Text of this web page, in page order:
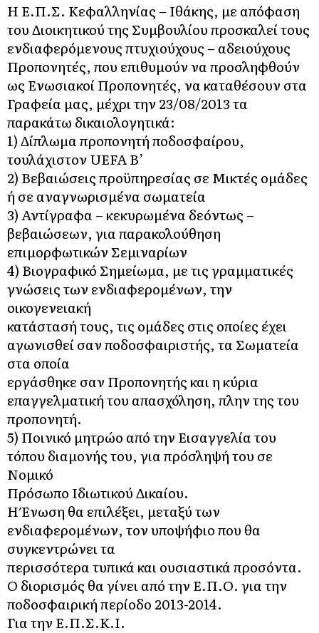
Η Ε.Π.Σ. Κεφαλληνίας – Ιθάκης, με απόφαση
του Διοικητικού της Συμβουλίου προσκαλεί τους
ενδιαφερόμενους πτυχιούχους – αδειούχους
Προπονητές, που επιθυμούν να προσληφθούν
ως Ενωσιακοί Προπονητές, να καταθέσουν στα
Γραφεία μας, μέχρι την 23/08/2013 τα
παρακάτω δικαιολογητικά:
1) Δίπλωμα προπονητή ποδοσφαίρου,
τουλάχιστον UEFA Β’
2) Βεβαιώσεις προϋπηρεσίας σε Μικτές ομάδες
ή σε αναγνωρισμένα σωματεία
3) Αντίγραφα – κεκυρωμένα δεόντως –
βεβαιώσεων, για παρακολούθηση
επιμορφωτικών Σεμιναρίων
4) Βιογραφικό Σημείωμα, με τις γραμματικές
γνώσεις των ενδιαφερομένων, την
οικογενειακή
κατάστασή τους, τις ομάδες στις οποίες έχει
αγωνισθεί σαν ποδοσφαιριστής, τα Σωματεία
στα οποία
εργάσθηκε σαν Προπονητής και η κύρια
επαγγελματική του απασχόληση, πλην της του
προπονητή.
5) Ποινικό μητρώο από την Εισαγγελία του
τόπου διαμονής του, για πρόσληψή του σε
Νομικό
Πρόσωπο Ιδιωτικού Δικαίου.
Η Ένωση θα επιλέξει, μεταξύ των
ενδιαφερομένων, τον υποψήφιο που θα
συγκεντρώνει τα
περισσότερα τυπικά και ουσιαστικά προσόντα.
Ο διορισμός θα γίνει από την Ε.Π.Ο. για την
ποδοσφαιρική περίοδο 2013-2014.
Για την Ε.Π.Σ.Κ.Ι.